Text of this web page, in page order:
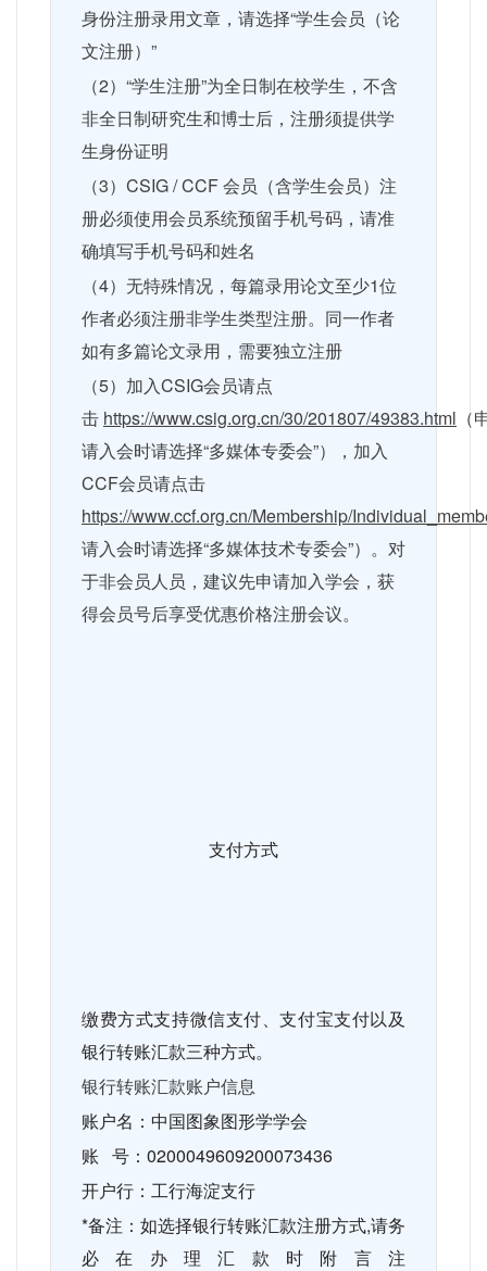
身份注册录用文章，请选择“学生会员（论
文注册）”
（2）“学生注册”为全日制在校学生，不含
非全日制研究生和博士后，注册须提供学
生身份证明
（3） CSIG / CCF会员（含学生会员）注
册必须使用会员系统预留手机号码，请准
确填写手机号码和姓名
（4）无特殊情况，每篇录用论文至少1位
作者必须注册非学生类型注册。同一作者
如有多篇论文录用，需要独立注册
（5）加入CSIG会员请点
击 https://www.csig.org.cn/30/201807/49383.html （
请入会时请选择“多媒体专委会”），加入
CCF会员请点击
https://www.ccf.org.cn/Membership/
请入会时请选择“多媒体技术专委会”）。对
于非会员人员，建议先申请加入学会，获
得会员号后享受优惠价格注册会议。
支付方式
缴费方式支持微信支付、支付宝支付以及
银行转账汇款三种方式。
银行转账汇款账户信息
账户名：中国图象图形学学会
账 号： 0200049609200073436
开户行：工行海淀支行
*备注：如选择银行转账汇款注册方式,请务
必在办理汇款时附言注